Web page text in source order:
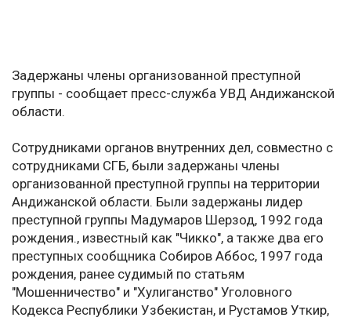
Задержаны члены организованной преступной
группы - сообщает пресс-служба УВД Андижанской
области.
Сотрудниками органов внутренних дел, совместно с
сотрудниками СГБ, были задержаны члены
организованной преступной группы на территории
Андижанской области. Были задержаны лидер
преступной группы Мадумаров Шерзод, 1992 года
рождения., известный как "Чикко", а также два его
преступных сообщника Собиров Аббос, 1997 года
рождения, ранее судимый по статьям
"Мошенничество" и "Хулиганство" Уголовного
Кодекса Республики Узбекистан, и Рустамов Уткир,